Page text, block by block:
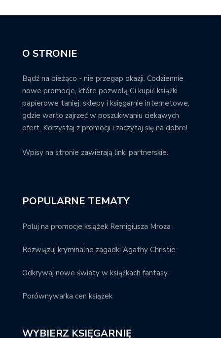
O STRONIE
Bądź na bieżąco - nie przegap okazji. Codziennie
nowe promocje, które pozwolą Ci kupić książki
papierowe taniej; sklepy i księgarnie internetowe,
gdzie warto zajrzeć w poszukiwaniu ciekawych
ofert. Korzystaj z promocji i zaczytaj się na dobre!
Wpisy na stronie zawierają linki partnerskie.
POPULARNE TEMATY
Poluj na promocje książek Remigiusza Mroza
Rozwiązuj kryminalne zagadki Agathy Christie
Odkrywaj nowe światy w książkach fantasy
Porównywarka cen książek
WYBIERZ KSIĘGARNIĘ